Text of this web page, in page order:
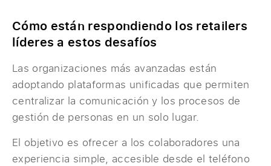
Cómo están respondiendo los retailers
líderes a estos desafíos
Las organizaciones más avanzadas están
adoptando plataformas unificadas que permiten
centralizar la comunicación y los procesos de
gestión de personas en un solo lugar.
El objetivo es ofrecer a los colaboradores una
experiencia simple, accesible desde el teléfono